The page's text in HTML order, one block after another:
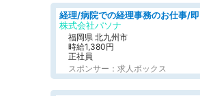
株式会社パソナ
福岡県 北九州市
時給1,380円
正社員
スポンサー：求人ボックス